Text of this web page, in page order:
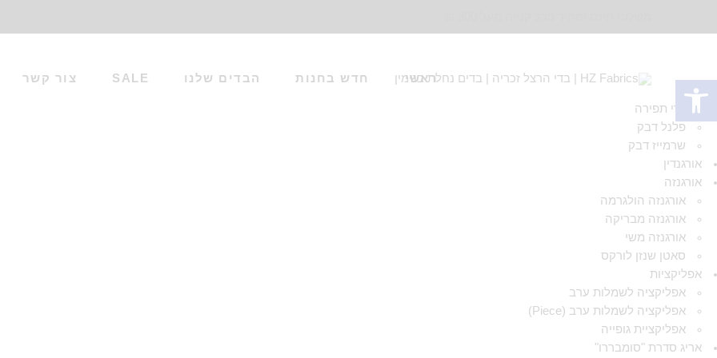
ראשי חדש בחנות הבדים שלנו SALE צור קשר
אביזרי תפירה
פלנל דבק
שרמייז דבק
אורגנדין
אורגנזה
אורגנזה הולגרמה
אורגנזה מבריקה
אורגנזה משי
סאטן שנזן לורקס
אפליקציות
אפליקציה לשמלות ערב
אפליקציה לשמלות ערב (Piece)
אפליקציית גופייה
אריג סדרת "סומבררו"
פתח סרגל נגישות